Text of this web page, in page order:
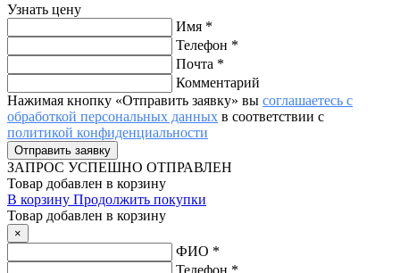
Узнать цену
Имя *
Телефон *
Почта *
Комментарий
Нажимая кнопку «Отправить заявку» вы соглашаетесь с
обработкой персональных данных в соответствии с
политикой конфиденциальности
ЗАПРОС УСПЕШНО ОТПРАВЛЕН
Товар добавлен в корзину
В корзину Продолжить покупки
Товар добавлен в корзину
×
ФИО *
Телефон *